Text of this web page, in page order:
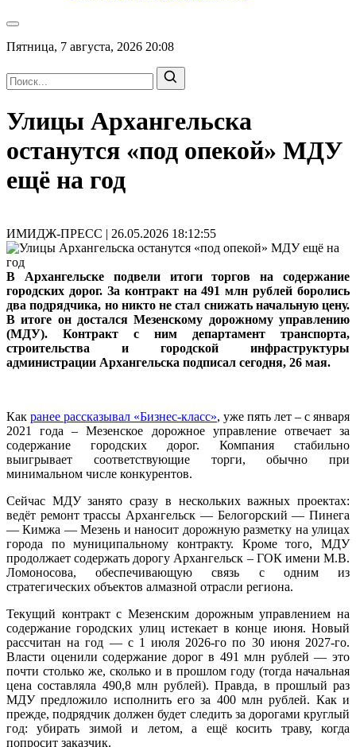
Пятница, 7 августа, 2026 20:08
Улицы Архангельска
останутся «под опекой» МДУ
ещё на год
ИМИДЖ-ПРЕСС | 26.05.2026 18:12:55
В Архангельске подвели итоги торгов на содержание
городских дорог. За контракт на 491 млн рублей боролись
два подрядчика, но никто не стал снижать начальную цену.
В итоге он достался Мезенскому дорожному управлению
(МДУ). Контракт с ним департамент транспорта,
строительства и городской инфраструктуры
администрации Архангельска подписал сегодня, 26 мая.
Как ранее рассказывал «Бизнес-класс», уже пять лет – с января
2021 года – Мезенское дорожное управление отвечает за
содержание городских дорог. Компания стабильно
выигрывает соответствующие торги, обычно при
минимальном числе конкурентов.
Сейчас МДУ занято сразу в нескольких важных проектах:
ведёт ремонт трассы Архангельск — Белогорский — Пинега
— Кимжа — Мезень и наносит дорожную разметку на улицах
города по муниципальному контракту. Кроме того, МДУ
продолжает содержать дорогу Архангельск – ГОК имени М.В.
Ломоносова, обеспечивающую связь с одним из
стратегических объектов алмазной отрасли региона.
Текущий контракт с Мезенским дорожным управлением на
содержание городских улиц истекает в конце июня. Новый
рассчитан на год — с 1 июля 2026‑го по 30 июня 2027‑го.
Власти оценили содержание дорог в 491 млн рублей — это
почти столько же, сколько и в прошлом году (тогда начальная
цена составляла 490,8 млн рублей). Правда, в прошлый раз
МДУ предложило исполнить его за 400 млн рублей. Как и
прежде, подрядчик должен будет следить за дорогами круглый
год: убирать зимой и летом, а ещё косить траву, когда
попросит заказчик.